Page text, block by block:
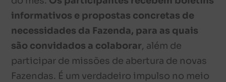
informativos e propostas concretas de
necessidades da Fazenda, para as quais
são convidados a colaborar, além de
participar de missões de abertura de novas
Fazendas. É um verdadeiro impulso no meio